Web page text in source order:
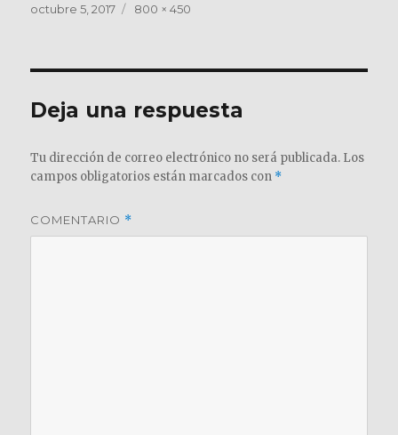
Publicado
octubre 5, 2017
Tamaño
800 × 450
Deja una respuesta
Tu dirección de correo electrónico no será publicada. Los
campos obligatorios están marcados con *
COMENTARIO *